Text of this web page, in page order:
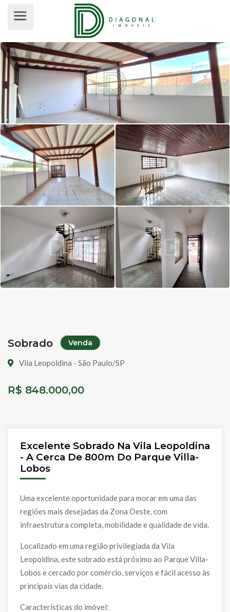
SOBRADO PARA VENDA, VILA
Sobrado Venda
Vila Leopoldina - São Paulo/SP
R$ 848.000,00
Excelente Sobrado Na Vila Leopoldina
- A Cerca De 800m Do Parque Villa-
Lobos
Uma excelente oportunidade para morar em uma das
regiões mais desejadas da Zona Oeste, com
infraestrutura completa, mobilidade e qualidade de vida.
Localizado em uma região privilegiada da Vila
Leopoldina, este sobrado está próximo ao Parque Villa-
Lobos e cercado por comércio, serviços e fácil acesso às
principais vias da cidade.
Características do imóvel: